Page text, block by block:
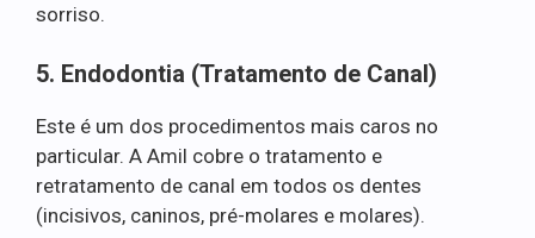
sorriso.
5. Endodontia (Tratamento de Canal)
Este é um dos procedimentos mais caros no
particular. A Amil cobre o tratamento e
retratamento de canal em todos os dentes
(incisivos, caninos, pré-molares e molares).